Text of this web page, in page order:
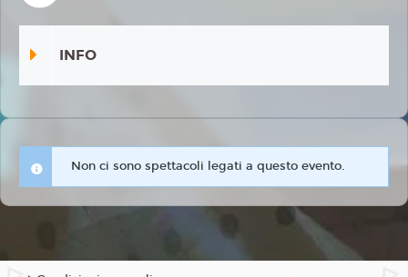
INFO
Non ci sono spettacoli legati a questo evento.